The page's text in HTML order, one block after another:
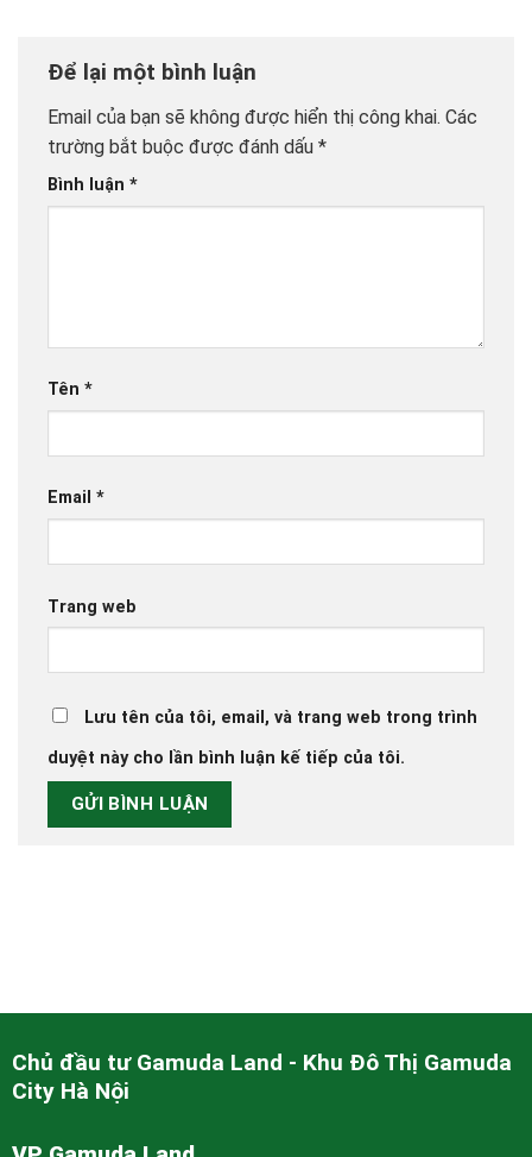
Để lại một bình luận
Email của bạn sẽ không được hiển thị công khai. Các
trường bắt buộc được đánh dấu *
Bình luận *
Tên *
Email *
Trang web
Lưu tên của tôi, email, và trang web trong trình
duyệt này cho lần bình luận kế tiếp của tôi.
Chủ đầu tư Gamuda Land - Khu Đô Thị Gamuda
City Hà Nội